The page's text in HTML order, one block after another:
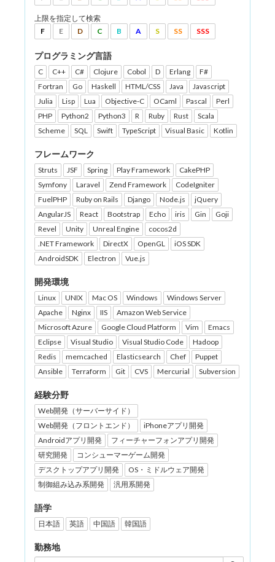
上限を指定して検索
F
E D C B A S SS SSS
プログラミング言語
C C++ C# Clojure Cobol D Erlang
F#
Fortran
Go Haskell HTML/CSS Java
Javascript
Julia
Lisp Lua Objective-C OCaml Pascal
Perl
PHP
Python2 Python3 R Ruby Rust
Scala
Scheme
SQL Swift TypeScript Visual Basic Kotlin
フレームワーク
Struts JSF Spring Play Framework
CakePHP
Symfony
Laravel Zend Framework
CodeIgniter
FuelPHP
Ruby on Rails Django Node.js
jQuery
AngularJS
React Bootstrap Echo iris Gin
Goji
Revel
Unity Unreal Engine
cocos2d
.NET Framework
DirectX OpenGL
iOS SDK
AndroidSDK
Electron Vue.js
開発環境
Linux UNIX Mac OS Windows
Windows Server
Apache
Nginx IIS
Amazon Web Service
Microsoft Azure
Google Cloud Platform Vim
Emacs
Eclipse
Visual Studio Visual Studio Code
Hadoop
Redis
memcached Elasticsearch Chef
Puppet
Ansible
Terraform Git CVS Mercurial Subversion
経験分野
Web開発（サーバーサイド）
Web開発（フロントエンド）
iPhoneアプリ開発
Androidアプリ開発
フィーチャーフォンアプリ開発
研究開発
コンシューマーゲーム開発
デスクトップアプリ開発
OS・ミドルウェア開発
制御組み込み系開発
汎用系開発
語学
日本語 英語 中国語 韓国語
勤務地